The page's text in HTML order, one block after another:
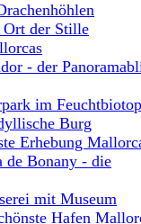
der Stille
- der
im Feuchtbiotop
Burg
Erhebung
de Bonany - die
mit Museum
Hafen